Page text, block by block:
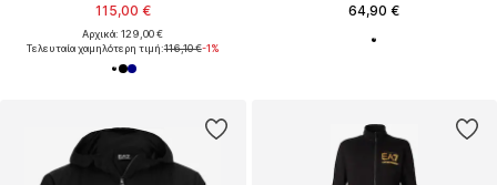
115,00 €
Αρχικά: 129,00 €
Τελευταία χαμηλότερη τιμή:116,10 €-1%
64,90 €